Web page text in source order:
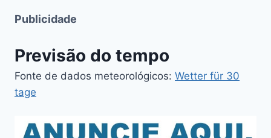
Publicidade
Previsão do tempo
Fonte de dados meteorológicos: Wetter für 30
tage